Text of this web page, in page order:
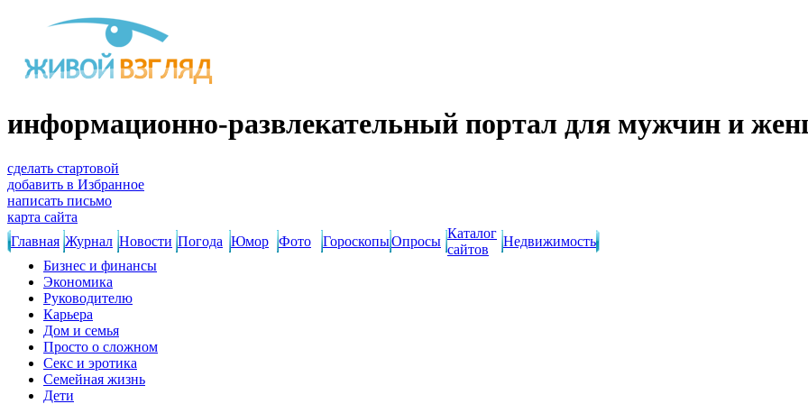
информационно-развлекательный портал для мужчин и
сделать стартовой
добавить в Избранное
написать письмо
карта сайта
Главная Журнал Новости Погода Юмор Фото ГороскопыОпросы
Каталог
сайтов
Недвижимость
Бизнес и финансы
Экономика
Руководителю
Карьера
Дом и семья
Просто о сложном
Секс и эротика
Семейная жизнь
Дети